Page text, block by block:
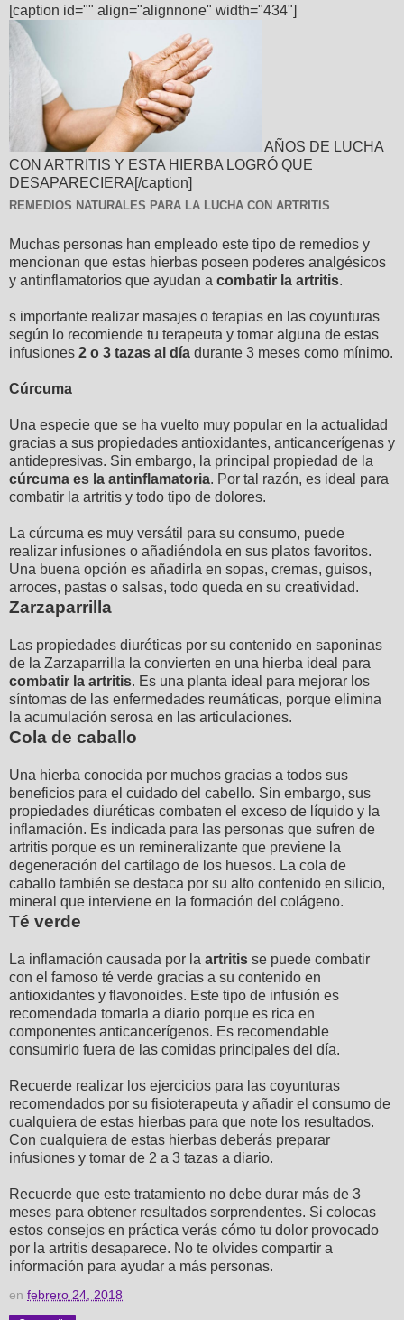
[caption id="" align="alignnone" width="434"]
AÑOS DE LUCHA
CON ARTRITIS Y ESTA HIERBA LOGRÓ QUE
DESAPARECIERA[/caption]
REMEDIOS NATURALES PARA LA LUCHA CON ARTRITIS
Muchas personas han empleado este tipo de remedios y
mencionan que estas hierbas poseen poderes analgésicos
y antinflamatorios que ayudan a combatir la artritis.
s importante realizar masajes o terapias en las coyunturas
según lo recomiende tu terapeuta y tomar alguna de estas
infusiones 2 o 3 tazas al día durante 3 meses como mínimo.
Cúrcuma
Una especie que se ha vuelto muy popular en la actualidad
gracias a sus propiedades antioxidantes, anticancerígenas y
antidepresivas. Sin embargo, la principal propiedad de la
cúrcuma es la antinflamatoria. Por tal razón, es ideal para
combatir la artritis y todo tipo de dolores.
La cúrcuma es muy versátil para su consumo, puede
realizar infusiones o añadiéndola en sus platos favoritos.
Una buena opción es añadirla en sopas, cremas, guisos,
arroces, pastas o salsas, todo queda en su creatividad.
Zarzaparrilla
Las propiedades diuréticas por su contenido en saponinas
de la Zarzaparrilla la convierten en una hierba ideal para
combatir la artritis. Es una planta ideal para mejorar los
síntomas de las enfermedades reumáticas, porque elimina
la acumulación serosa en las articulaciones.
Cola de caballo
Una hierba conocida por muchos gracias a todos sus
beneficios para el cuidado del cabello. Sin embargo, sus
propiedades diuréticas combaten el exceso de líquido y la
inflamación. Es indicada para las personas que sufren de
artritis porque es un remineralizante que previene la
degeneración del cartílago de los huesos. La cola de
caballo también se destaca por su alto contenido en silicio,
mineral que interviene en la formación del colágeno.
Té verde
La inflamación causada por la artritis se puede combatir
con el famoso té verde gracias a su contenido en
antioxidantes y flavonoides. Este tipo de infusión es
recomendada tomarla a diario porque es rica en
componentes anticancerígenos. Es recomendable
consumirlo fuera de las comidas principales del día.
Recuerde realizar los ejercicios para las coyunturas
recomendados por su fisioterapeuta y añadir el consumo de
cualquiera de estas hierbas para que note los resultados.
Con cualquiera de estas hierbas deberás preparar
infusiones y tomar de 2 a 3 tazas a diario.
Recuerde que este tratamiento no debe durar más de 3
meses para obtener resultados sorprendentes. Si colocas
estos consejos en práctica verás cómo tu dolor provocado
por la artritis desaparece. No te olvides compartir a
información para ayudar a más personas.
en febrero 24, 2018